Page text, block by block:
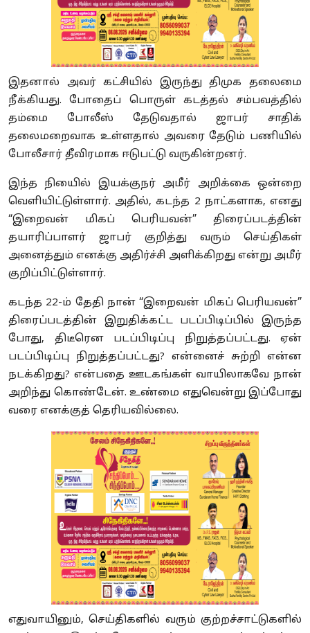
இதனால் அவர் கட்சியில் இருந்து திமுக தலைமை
நீக்கியது. போதைப் பொருள் கடத்தல் சம்பவத்தில்
தம்மை போலீஸ் தேடுவதால் ஜாபர் சாதிக்
தலைமறைவாக உள்ளதால் அவரை தேடும் பணியில்
போலீசார் தீவிரமாக ஈடுபட்டு வருகின்றனர்.
இந்த நியைில் இயக்குநர் அமீர் அறிக்கை ஒன்றை
வெளியிட்டுள்ளார். அதில், கடந்த 2 நாட்களாக, எனது
“இறைவன் மிகப் பெரியவன்” திரைப்படத்தின்
தயாரிப்பாளர் ஜாபர் குறித்து வரும் செய்திகள்
அனைத்தும் எனக்கு அதிர்ச்சி அளிக்கிறது என்று அமீர்
குறிப்பிட்டுள்ளார்.
கடந்த 22-ம் தேதி நான் “இறைவன் மிகப் பெரியவன்”
திரைப்படத்தின் இறுதிக்கட்ட படப்பிடிப்பில் இருந்த
போது, திடீரென படப்பிடிப்பு நிறுத்தப்பட்டது. ஏன்
படப்பிடிப்பு நிறுத்தப்பட்டது? என்னைச் சுற்றி என்ன
நடக்கிறது? என்பதை ஊடகங்கள் வாயிலாகவே நான்
அறிந்து கொண்டேன். உண்மை எதுவென்று இப்போது
வரை எனக்குத் தெரியவில்லை.
எதுவாயினும், செய்திகளில் வரும் குற்றச்சாட்டுகளில்